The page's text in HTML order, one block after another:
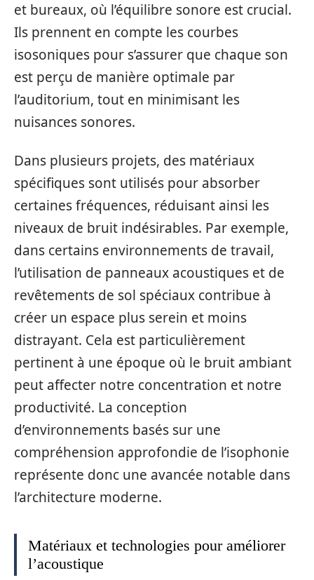
et bureaux, où l’équilibre sonore est crucial.
Ils prennent en compte les courbes
isosoniques pour s’assurer que chaque son
est perçu de manière optimale par
l’auditorium, tout en minimisant les
nuisances sonores.
Dans plusieurs projets, des matériaux
spécifiques sont utilisés pour absorber
certaines fréquences, réduisant ainsi les
niveaux de bruit indésirables. Par exemple,
dans certains environnements de travail,
l’utilisation de panneaux acoustiques et de
revêtements de sol spéciaux contribue à
créer un espace plus serein et moins
distrayant. Cela est particulièrement
pertinent à une époque où le bruit ambiant
peut affecter notre concentration et notre
productivité. La conception
d’environnements basés sur une
compréhension approfondie de l’isophonie
représente donc une avancée notable dans
l’architecture moderne.
Matériaux et technologies pour améliorer
l’acoustique